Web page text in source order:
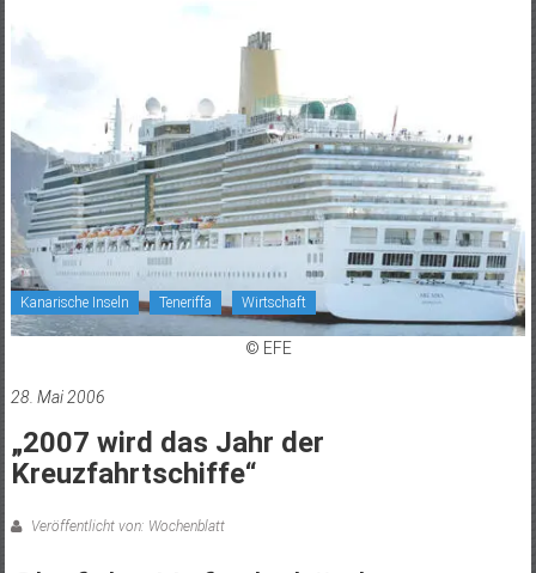
Kanarische Inseln Teneriffa Wirtschaft
© EFE
28. Mai 2006
„2007 wird das Jahr der
Kreuzfahrtschiffe“
Veröffentlicht von: Wochenblatt